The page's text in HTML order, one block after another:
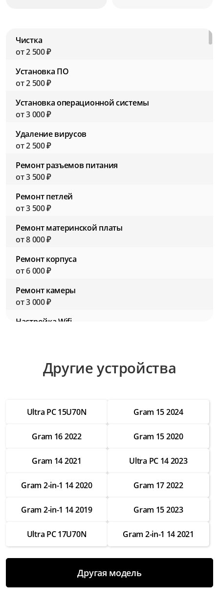
Чистка
от 2 500 ₽
Установка ПО
от 2 500 ₽
Установка операционной системы
от 3 000 ₽
Удаление вирусов
от 2 500 ₽
Ремонт разъемов питания
от 3 500 ₽
Ремонт петлей
от 3 500 ₽
Ремонт материнской платы
от 8 000 ₽
Ремонт корпуса
от 6 000 ₽
Ремонт камеры
от 3 000 ₽
Настройка Wifi
от 2 500 ₽
Настройка операционной системы
от 3 500 ₽
от 3 500 ₽
Замена SSD
Замена HDD
Другие устройства
Ultra PC 15U70N Gram 15 2024
Gram 16 2022 Gram 15 2020
Gram 14 2021 Ultra PC 14 2023
Gram 2-in-1 14 2020 Gram 17 2022
Gram 2-in-1 14 2019 Gram 15 2023
Ultra PC 17U70N Gram 2-in-1 14 2021
Другая модель